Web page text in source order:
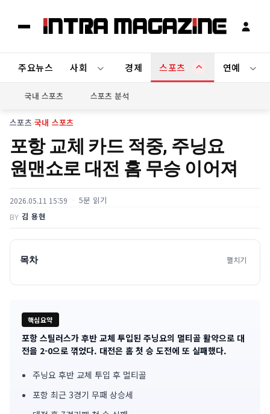
주요뉴스 사회 경제 스포츠 연예
국내 스포츠 스포츠 분석
스포츠›국내 스포츠
포항 교체 카드 적중, 주닝요
원맨쇼로 대전 홈 무승 이어져
2026.05.11 15:59 5분 읽기
BY 김 용현
목차 펼치기
핵심요약
기
심
포항 스틸러스가 후반 교체 투입된 주닝요의 멀티골 활약으로 대
전을 2-0으로 꺾었다. 대전은 홈 첫 승 도전에 또 실패했다.
주닝요 후반 교체 투입 후 멀티골
포항 최근 3경기 무패 상승세